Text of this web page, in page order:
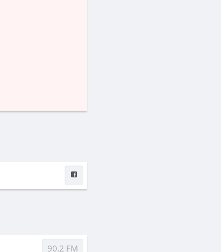
90.2 FM